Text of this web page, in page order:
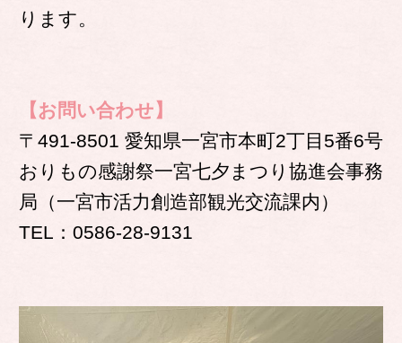
ります。
【お問い合わせ】
〒491-8501 愛知県一宮市本町2丁目5番6号
おりもの感謝祭一宮七夕まつり協進会事務
局（一宮市活力創造部観光交流課内）
TEL：0586-28-9131